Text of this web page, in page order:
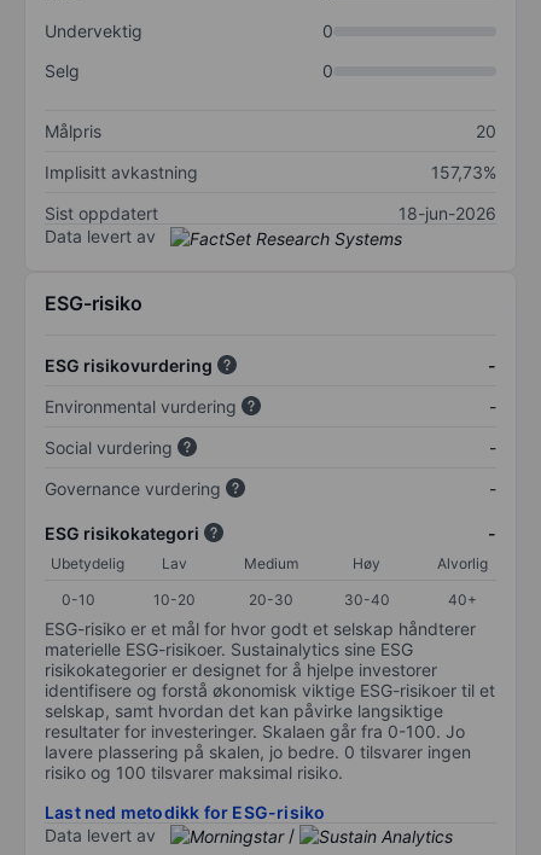
Undervektig
0
Selg
0
Målpris
20
Implisitt avkastning
157,73%
Sist oppdatert
18-jun-2026
Data levert av
ESG-risiko
ESG risikovurdering
-
Environmental vurdering
-
Social vurdering
-
Governance vurdering
-
ESG risikokategori -
Ubetydelig Lav Medium Høy
Alvorlig
0-10
10-20 20-30 30-40 40+
ESG-risiko er et mål for hvor godt et selskap håndterer
materielle ESG-risikoer. Sustainalytics sine ESG
risikokategorier er designet for å hjelpe investorer
identifisere og forstå økonomisk viktige ESG-risikoer til et
selskap, samt hvordan det kan påvirke langsiktige
resultater for investeringer. Skalaen går fra 0-100. Jo
lavere plassering på skalen, jo bedre. 0 tilsvarer ingen
risiko og 100 tilsvarer maksimal risiko.
Last ned metodikk for ESG-risiko
Data levert av
/